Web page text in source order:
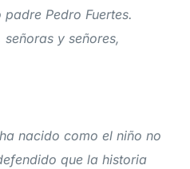
Pedro Fuertes.
y señores,
nacido como el niño no
que la historia